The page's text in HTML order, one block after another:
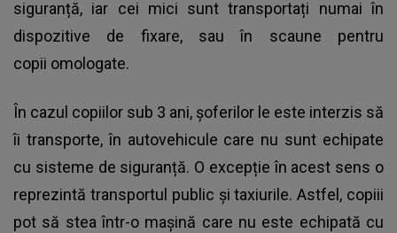
siguranță, iar cei mici sunt transportați numai în
dispozitive de fixare, sau în scaune pentru
copii omologate.
În cazul copiilor sub 3 ani, șoferilor le este interzis să
îi transporte, în autovehicule care nu sunt echipate
cu sisteme de siguranță. O excepție în acest sens o
reprezintă transportul public și taxiurile. Astfel, copiii
pot să stea într-o mașină care nu este echipată cu